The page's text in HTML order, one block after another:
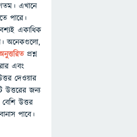
এখানে
পারে।
একাধিক
অনেকগুলো,
প্রশ্ন
এবং
দেওয়ার
উত্তরের জন্য
উত্তর
পাবে।